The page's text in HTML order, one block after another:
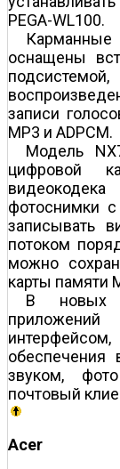
PEGA-WL100.
оснащены
записи
MP3 и ADPCM.
Модель
цифровой
фотоснимки
записывать
потоком
можно
карты памяти
В новых
звуком,
почтовый
Acer